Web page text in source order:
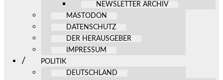
NEWSLETTER ARCHIV
MASTODON
DATENSCHUTZ
DER HERAUSGEBER
IMPRESSUM
POLITIK
DEUTSCHLAND